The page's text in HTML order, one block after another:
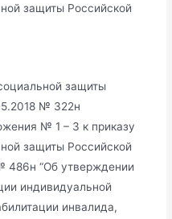
защиты Российской
защиты
№ 322н
№ 1 – 3 к приказу
защиты Российской
486н “Об утверждении
индивидуальной
инвалида,